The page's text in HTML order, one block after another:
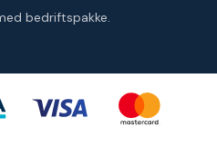
bedriftspakke.